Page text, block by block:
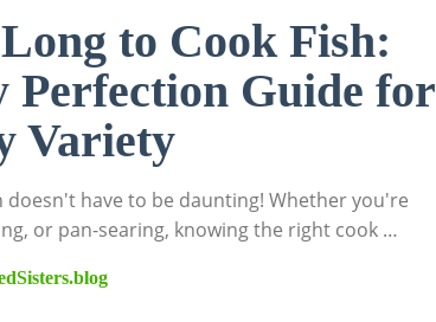
to Cook Fish:
Perfection Guide for
Variety
doesn't have to be daunting! Whether you're
or pan-searing, knowing the right cook …